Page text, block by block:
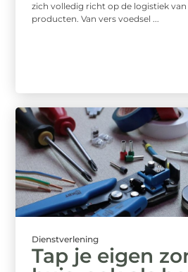
zich volledig richt op de logistiek
producten. Van vers voedsel ...
Dienstverlening
Tap je eigen